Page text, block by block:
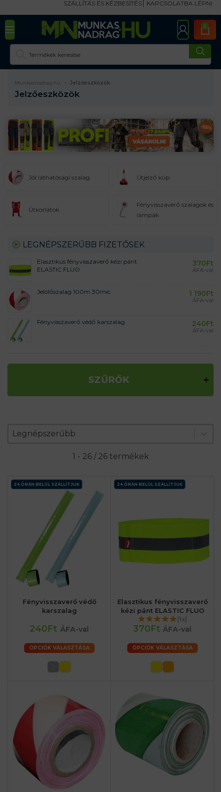
SZÁLLÍTÁS ÉS KÉZBESÍTÉS KAPCSOLATBA LÉPNI
0
Munkasnadrag.hu Jelzőeszközök
Jelzőeszközök
Jól láthatósági szalag Útjelző kúp
Útkorlátok
Fényvisszaverő szalagok és
lámpák
LEGNÉPSZERŰBB FIZETŐSEK
Elasztikus fényvisszaverő kézi pánt
ELASTIC FLUO
370Ft
ÁFA-val
Jelölőszalag 100m 30mic 1 190Ft
ÁFA-val
Fényvisszaverő védő karszalag 240Ft
ÁFA-val
SZŰRŐK
Zoradenie produktov
Sort content
Legnépszerűbb
Sort content
1 - 26 / 26 termékek
24 ÓRÁN BELÜL SZÁLLÍTJUK
Fényvisszaverő védő
karszalag
240Ft ÁFA-val
OPCIÓK VÁLASZTÁSA
24 ÓRÁN BELÜL SZÁLLÍTJUK
Elasztikus fényvisszaverő
kézi pánt ELASTIC FLUO
(1x)
370Ft ÁFA-val
OPCIÓK VÁLASZTÁSA